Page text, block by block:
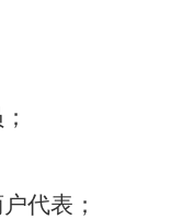
代表；